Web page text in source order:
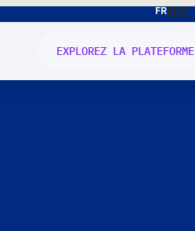
FRENIT
EXPLOREZ LA PLATEFORME